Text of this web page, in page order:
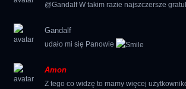
@Gandalf W takim razie najszczersze
Gandalf
udało mi się Panowie
Amon
Z tego co widzę to mamy więcej